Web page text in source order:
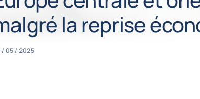
la reprise
/ 05 / 2025